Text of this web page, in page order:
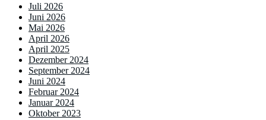
Juli 2026
Juni 2026
Mai 2026
April 2026
April 2025
Dezember 2024
September 2024
Juni 2024
Februar 2024
Januar 2024
Oktober 2023